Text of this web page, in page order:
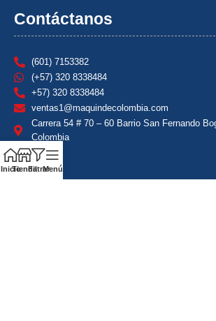
Contáctanos
(601) 7153382
(+57) 320 8338484
+57) 320 8338484
ventas1@maquindecolombia.com
Carrera 54 # 70 – 60 Barrio San Fernando
Colombia
InicioTiendaFiltrarMenú